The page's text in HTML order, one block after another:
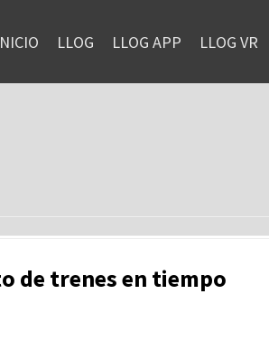
LLOG LLOG APP LLOG VR
de trenes en tiempo